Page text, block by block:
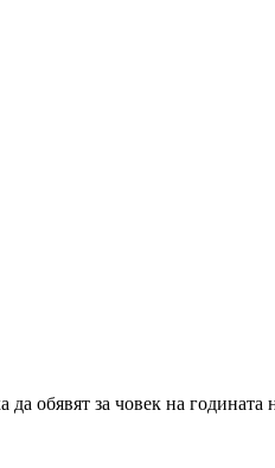
обявят за човек на годината